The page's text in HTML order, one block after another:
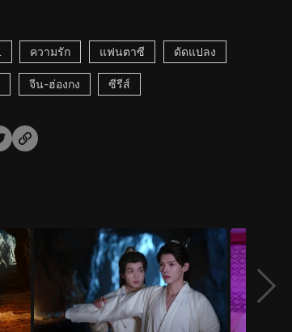
ความรัก แฟนตาซี ดัดแปลง
จีน-ฮ่องกง ซีรีส์